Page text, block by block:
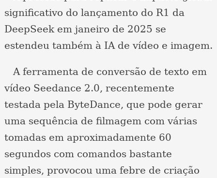
significativo do lançamento do R1 da
DeepSeek em janeiro de 2025 se
estendeu também à IA de vídeo e imagem.
A ferramenta de conversão de texto em
vídeo Seedance 2.0, recentemente
testada pela ByteDance, que pode gerar
uma sequência de filmagem com várias
tomadas em aproximadamente 60
segundos com comandos bastante
simples, provocou uma febre de criação